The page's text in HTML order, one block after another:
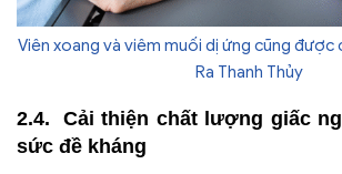
Viên xoang và viêm muối dị ứng cũng được
Ra Thanh Thủy
Cải thiện chất lượng giấc
sức đề kháng